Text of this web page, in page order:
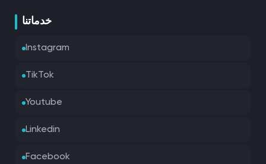
خدماتنا
Instagram
TikTok
Youtube
Linkedin
Facebook